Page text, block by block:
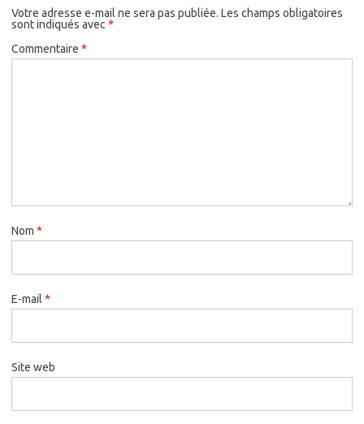
Votre adresse e-mail ne sera pas publiée. Les champs obligatoires
sont indiqués avec*
Commentaire *
Nom *
E-mail *
Site web